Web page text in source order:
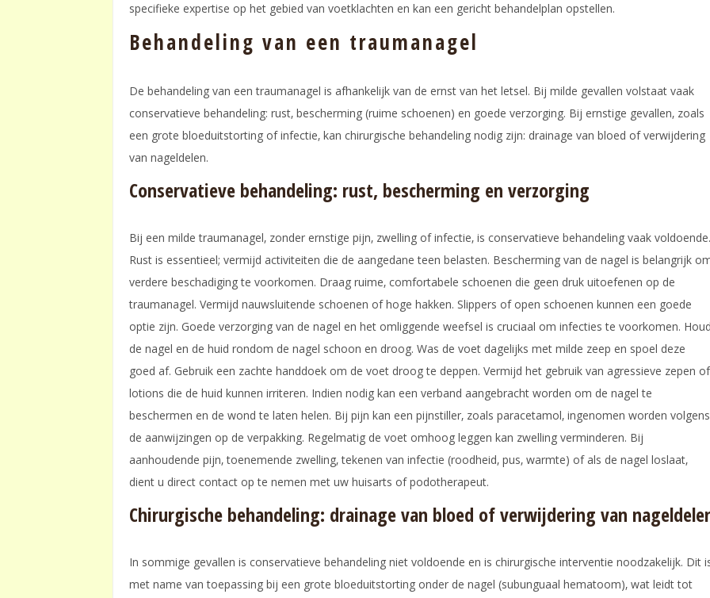
specifieke expertise op het gebied van voetklachten en kan een gericht behandelplan opstellen.
Behandeling van een traumanagel
De behandeling van een traumanagel is afhankelijk van de ernst van het letsel. Bij milde gevallen volstaat vaak
conservatieve behandeling: rust‚ bescherming (ruime schoenen) en goede verzorging. Bij ernstige gevallen‚ zoals
een grote bloeduitstorting of infectie‚ kan chirurgische behandeling nodig zijn: drainage van bloed of verwijdering
van nageldelen.
Conservatieve behandeling: rust‚ bescherming en verzorging
Bij een milde traumanagel‚ zonder ernstige pijn‚ zwelling of infectie‚ is conservatieve behandeling vaak voldoende.
Rust is essentieel; vermijd activiteiten die de aangedane teen belasten. Bescherming van de nagel is belangrijk
verdere beschadiging te voorkomen. Draag ruime‚ comfortabele schoenen die geen druk uitoefenen op de
traumanagel. Vermijd nauwsluitende schoenen of hoge hakken. Slippers of open schoenen kunnen een goede
optie zijn. Goede verzorging van de nagel en het omliggende weefsel is cruciaal om infecties te voorkomen.
de nagel en de huid rondom de nagel schoon en droog. Was de voet dagelijks met milde zeep en spoel deze
goed af. Gebruik een zachte handdoek om de voet droog te deppen. Vermijd het gebruik van agressieve zepen of
lotions die de huid kunnen irriteren. Indien nodig kan een verband aangebracht worden om de nagel te
beschermen en de wond te laten helen. Bij pijn kan een pijnstiller‚ zoals paracetamol‚ ingenomen worden volgens
de aanwijzingen op de verpakking. Regelmatig de voet omhoog leggen kan zwelling verminderen. Bij
aanhoudende pijn‚ toenemende zwelling‚ tekenen van infectie (roodheid‚ pus‚ warmte) of als de nagel loslaat‚
dient u direct contact op te nemen met uw huisarts of podotherapeut.
Chirurgische behandeling: drainage van bloed of verwijdering van
In sommige gevallen is conservatieve behandeling niet voldoende en is chirurgische interventie noodzakelijk. Dit
met name van toepassing bij een grote bloeduitstorting onder de nagel (subunguaal hematoom)‚ wat leidt tot